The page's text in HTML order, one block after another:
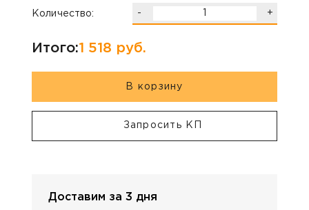
Количество: - +
Итого:1 518 руб.
В корзину
Запросить КП
Доставим за 3 дня